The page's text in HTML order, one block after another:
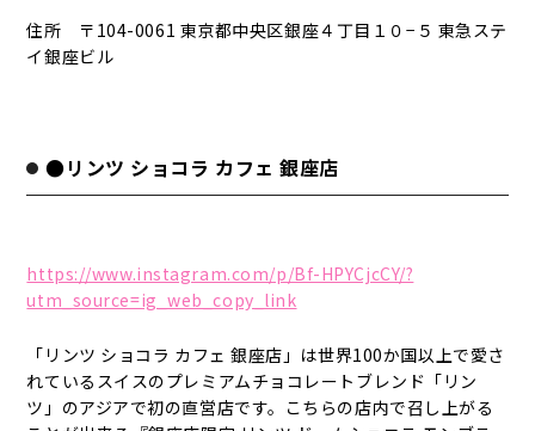
住所 〒104-0061 東京都中央区銀座４丁目１０−５ 東急ステ
イ銀座ビル
●リンツ ショコラ カフェ 銀座店
https://www.instagram.com/p/Bf-HPYCjcCY/?
utm_source=ig_web_copy_link
「リンツ ショコラ カフェ 銀座店」は世界100か国以上で愛さ
れているスイスのプレミアムチョコレートブレンド「リン
ツ」のアジアで初の直営店です。こちらの店内で召し上がる